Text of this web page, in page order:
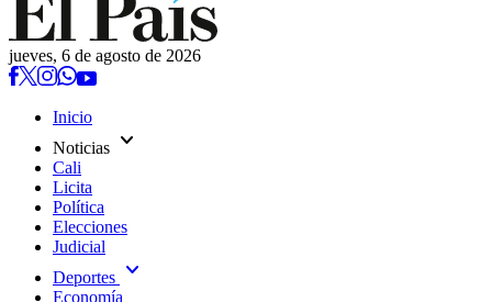
jueves, 6 de agosto de 2026
Inicio
Noticias expand_more
Cali
Licita
Política
Elecciones
Judicial
Deportes expand_more
Economía